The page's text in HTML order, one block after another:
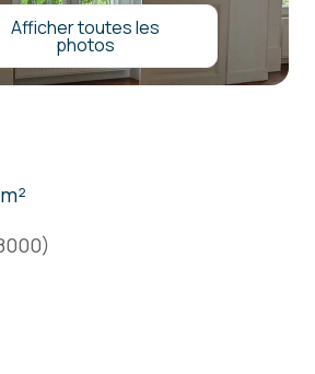
Afficher toutes les
photos